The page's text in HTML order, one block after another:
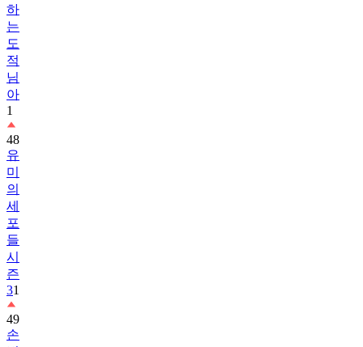
하
는
도
적
님
아
1
48
유
미
의
세
포
들
시
즌
31
49
손